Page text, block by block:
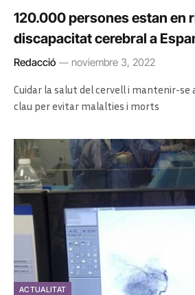
120.000 persones estan en
discapacitat cerebral a
Redacció noviembre 3, 2022
Cuidar la salut del cervell i mantenir-
clau per evitar malalties i morts
ACTUALITAT